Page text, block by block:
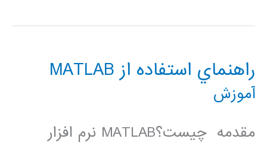
راهنماي استفاده از MATLAB
آموزش
مقدمه چيست؟MATLAB نرم افزار